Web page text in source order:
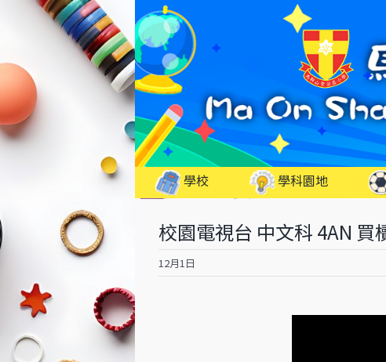
學校 學科園地
校園電視台 中文科 4AN 買
12月1日